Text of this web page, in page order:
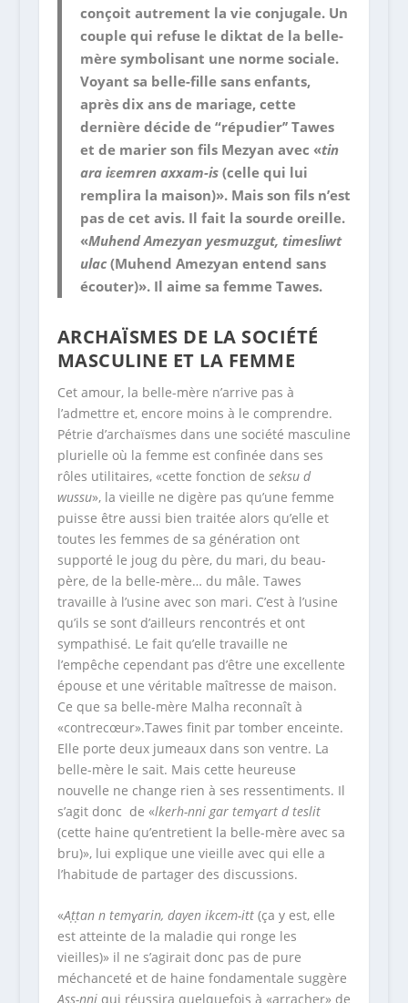
conçoit autrement la vie conjugale. Un
couple qui refuse le diktat de la belle-
mère symbolisant une norme sociale.
Voyant sa belle-fille sans enfants,
après dix ans de mariage, cette
dernière décide de “répudier’’ Tawes
et de marier son fils Mezyan avec «tin
ara iɛemren axxam-is(celle qui lui
remplira la maison)». Mais son fils n’est
pas de cet avis. Il fait la sourde oreille.
«Muhend Amezyan yesmuzgut, timesliwt
ulac(Muhend Amezyan entend sans
écouter)». Il aime sa femme Tawes.
ARCHAÏSMES DE LA SOCIÉTÉ
MASCULINE ET LA FEMME
Cet amour, la belle-mère n’arrive pas à
l’admettre et, encore moins à le comprendre.
Pétrie d’archaïsmes dans une société masculine
plurielle où la femme est confinée dans ses
rôles utilitaires, «cette fonction de seksu d
wussu», la vieille ne digère pas qu’une femme
puisse être aussi bien traitée alors qu’elle et
toutes les femmes de sa génération ont
supporté le joug du père, du mari, du beau-
père, de la belle-mère… du mâle. Tawes
travaille à l’usine avec son mari. C’est à l’usine
qu’ils se sont d’ailleurs rencontrés et ont
sympathisé. Le fait qu’elle travaille ne
l’empêche cependant pas d’être une excellente
épouse et une véritable maîtresse de maison.
Ce que sa belle-mère Malha reconnaît à
«contrecœur».Tawes finit par tomber enceinte.
Elle porte deux jumeaux dans son ventre. La
belle-mère le sait. Mais cette heureuse
nouvelle ne change rien à ses ressentiments. Il
s’agit donc de «lkerh-nni gar temɣart d teslit
(cette haine qu’entretient la belle-mère avec sa
bru)», lui explique une vieille avec qui elle a
l’habitude de partager des discussions.
«Aṭṭan n temɣarin, dayen ikcem-itt(ça y est, elle
est atteinte de la maladie qui ronge les
vieilles)» il ne s’agirait donc pas de pure
méchanceté et de haine fondamentale suggère
Ass-nniqui réussira quelquefois à «arracher» de